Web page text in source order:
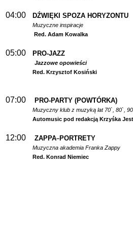
04:00 DŹWIĘKI SPOZA HORYZONTU
Muzyczne inspiracje
Red. Adam Kowalka
05:00 PRO-JAZZ
Jazzowe opowieści
Red. Krzysztof Kosiński
07:00 PRO-PARTY (POWTÓRKA)
Muzyczny klub z muzyką lat 70`, 80`,
Automusic pod redakcją Krzyśka
12:00 ZAPPA–PORTRETY
Muzyczna akademia Franka Zappy
Red. Konrad Niemiec